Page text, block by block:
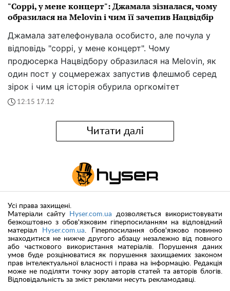
"Соррі, у мене концерт": Джамала зізналася, чому
образилася на Melovin і чим її зачепив Нацвідбір
Джамала зателефонувала особисто, але почула у
відповідь "соррі, у мене концерт". Чому
продюсерка Нацвідбору образилася на Melovin, як
один пост у соцмережах запустив флешмоб серед
зірок і чим ця історія обурила оргкомітет
12:15 17.12
Читати далі
Усі права захищені.
Матеріали сайту
Hyser.com.ua дозволяється використовувати
безкоштовно з обов'язковим гіперпосиланням на відповідний
матеріал
Hyser.com.ua. Гіперпосилання обов'язково повинно
знаходитися не нижче другого абзацу незалежно від повного
або часткового використання матеріалів. Порушення даних
умов буде розцінюватися як порушення захищаемих законом
прав інтелектуальної власності і права на інформацію. Редакція
може не поділяти точку зору авторів статей та авторів блогів.
Відповідальність за зміст реклами несуть рекламодавці.